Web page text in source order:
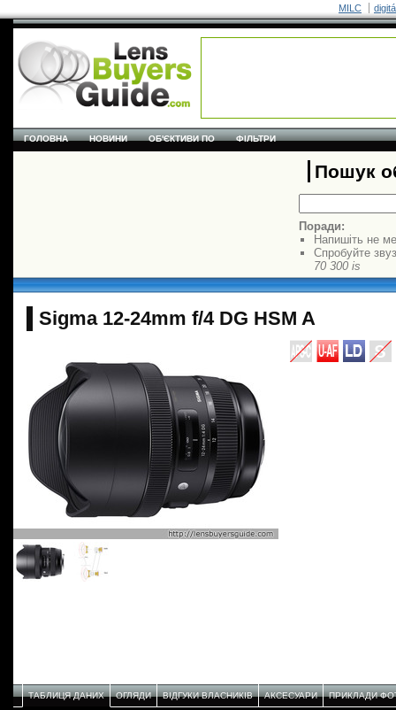
MILC
ГОЛОВНА НОВИНИ ОБ'ЄКТИВИ ПО ФІЛЬТРИ
Пошук
Поради:
Напишіть не
Спробуйте
70 300 is
Sigma 12-24mm f/4 DG HSM A
ТАБЛИЦЯ ДАНИХ ОГЛЯДИ ВІДГУКИ ВЛАСНИКІВ АКСЕСУАРИ ПРИКЛАДИ